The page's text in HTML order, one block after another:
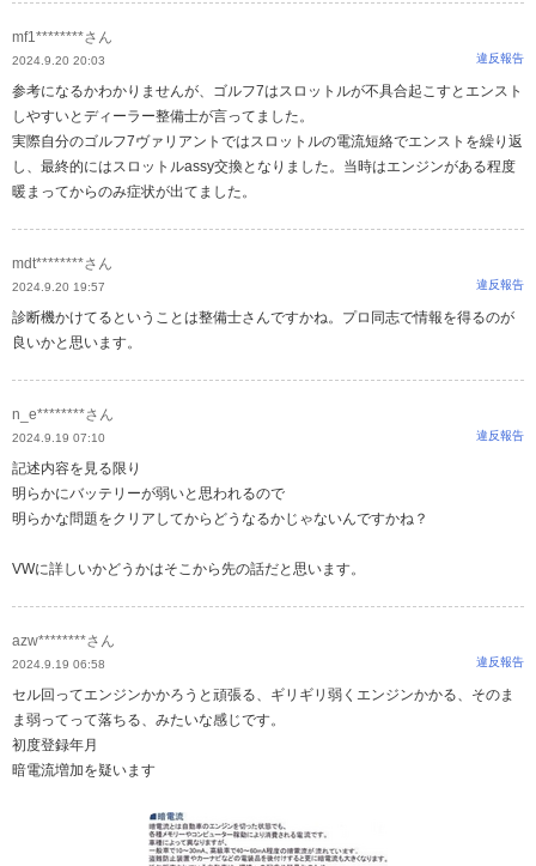
mf1********さん
2024.9.20 20:03 違反報告
参考になるかわかりませんが、ゴルフ7はスロットルが不具合起こすとエンスト
しやすいとディーラー整備士が言ってました。
実際自分のゴルフ7ヴァリアントではスロットルの電流短絡でエンストを繰り返
し、最終的にはスロットルassy交換となりました。当時はエンジンがある程度
暖まってからのみ症状が出てました。
mdt********さん
2024.9.20 19:57 違反報告
診断機かけてるということは整備士さんですかね。プロ同志で情報を得るのが
良いかと思います。
n_e********さん
2024.9.19 07:10 違反報告
記述内容を見る限り
明らかにバッテリーが弱いと思われるので
明らかな問題をクリアしてからどうなるかじゃないんですかね？
VWに詳しいかどうかはそこから先の話だと思います。
azw********さん
2024.9.19 06:58 違反報告
セル回ってエンジンかかろうと頑張る、ギリギリ弱くエンジンかかる、そのま
ま弱ってって落ちる、みたいな感じです。
初度登録年月
暗電流増加を疑います